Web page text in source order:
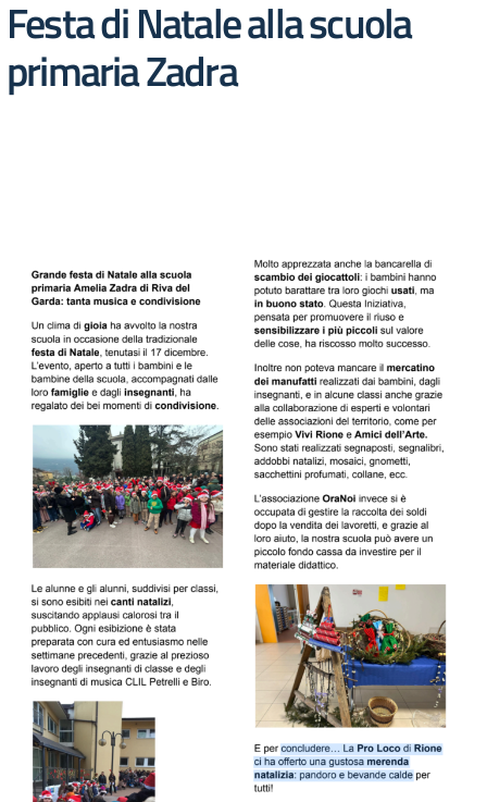
Festa di Natale alla scuola
primaria Zadra